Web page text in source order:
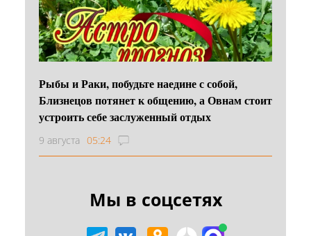
Рыбы и Раки, побудьте наедине с собой,
Близнецов потянет к общению, а Овнам стоит
устроить себе заслуженный отдых
9 августа 05:24
Мы в соцсетях